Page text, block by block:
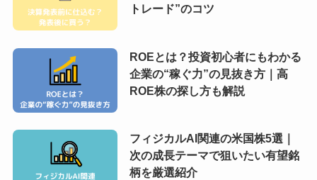
トレード”のコツ
ROEとは？投資初心者にもわかる
企業の“稼ぐ力”の見抜き方｜高
ROE株の探し方も解説
フィジカルAI関連の米国株5選｜
次の成長テーマで狙いたい有望銘
柄を厳選紹介